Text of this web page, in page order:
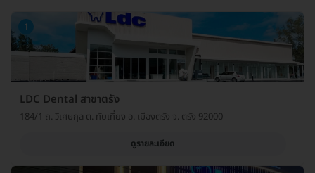
1
LDC Dental สาขาตรัง
184/1 ถ. วิเศษกุล ต. ทับเที่ยง อ. เมืองตรัง จ. ตรัง 92000
ดูรายละเอียด